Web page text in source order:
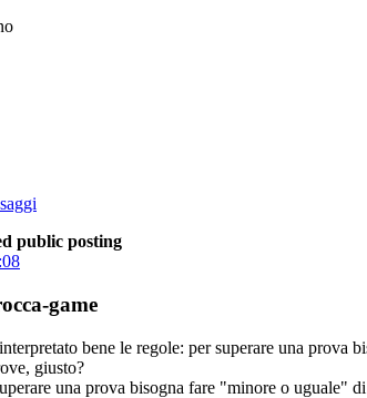
public posting
game
bene le regole: per superare una prova
giusto?
una prova bisogna fare "minore o uguale"